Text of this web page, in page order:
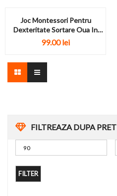
FILTREAZA DUPA PRET
FILTER
Joc Montessori Pentru
Dexteritate Sortare Oua In
Pahare
99.00lei